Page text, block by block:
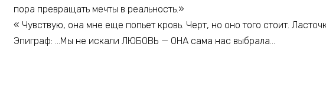
пора превращать мечты в реальность.»
« Чувствую, она мне еще попьет кровь. Черт, но оно того стоит.
Эпиграф: …Мы не искали ЛЮБОВЬ — ОНА сама нас выбрала…